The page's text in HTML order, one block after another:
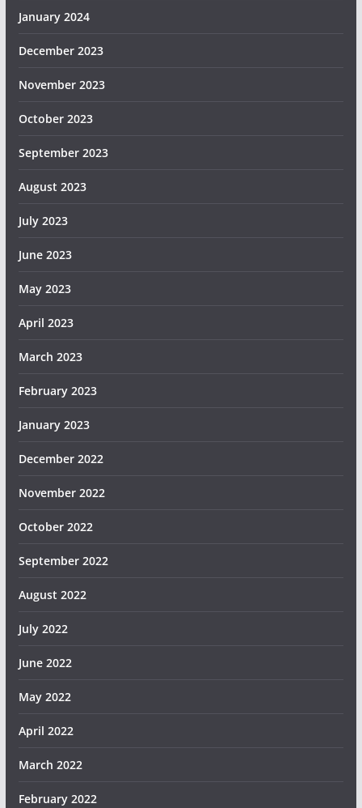
January 2024
December 2023
November 2023
October 2023
September 2023
August 2023
July 2023
June 2023
May 2023
April 2023
March 2023
February 2023
January 2023
December 2022
November 2022
October 2022
September 2022
August 2022
July 2022
June 2022
May 2022
April 2022
March 2022
February 2022